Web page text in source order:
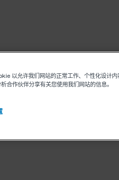
以允许我们网站的正常工作、个性化设计
合作伙伴分享有关您使用我们网站的信息。